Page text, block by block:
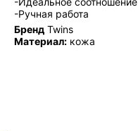
-Ручная работа
Бренд Twins
Материал: кожа